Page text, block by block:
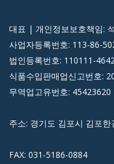
대표 | 개인정보보호책임:
사업자등록번호: 113-86-
법인등록번호: 110111-
식품수입판매업신고번호:
무역업고유번호: 45423620
주소: 경기도 김포시 김포
FAX: 031-5186-0884